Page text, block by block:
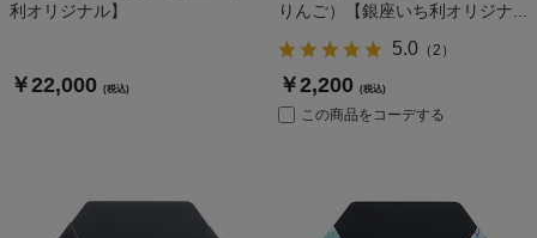
利オリジナル】
￥22,000 (税込)
りんご）【銀座いち利オリジナ...
5.0（2 ）
￥2,200 (税込)
この商品をコーデする